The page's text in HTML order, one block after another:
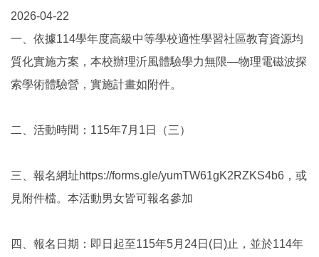
2026-04-22
一、依據114學年度高級中等學校適性學習社區教育資源均
質化實施方案，本校辦理沂風體驗學力無限—物理電磁波探
索學術體驗營，實施計畫如附件。
二、活動時間：115年7月1日（三）
三、報名網址https://forms.gle/yumTW61gK2RZKS4b6，或
見附件檔。本活動男女皆可報名參加
四、報名日期：即日起至115年5月24日(日)止，並於114年